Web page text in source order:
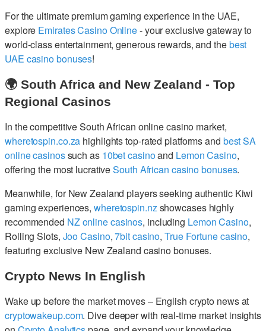
For the ultimate premium gaming experience in the UAE,
explore Emirates Casino Online- your exclusive gateway to
world-class entertainment, generous rewards, and thebest
UAE casino bonuses!
🌍 South Africa and New Zealand - Top
Regional Casinos
In the competitive South African online casino market,
wheretospin.co.za highlights top-rated platforms and best SA
online casinossuch as 10bet casinoand Lemon Casino,
offering the most lucrativeSouth African casino bonuses.
Meanwhile, for New Zealand players seeking authentic Kiwi
gaming experiences, wheretospin.nzshowcases highly
recommended NZ online casinos, including Lemon Casino,
Rolling Slots, Joo Casino,7bit casino,True Fortune casino,
featuring exclusive New Zealand casino bonuses.
Crypto News In English
Wake up before the market moves – English crypto news at
cryptowakeup.com. Dive deeper with real-time market insights